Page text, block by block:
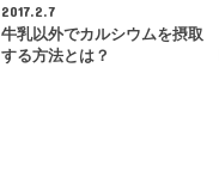
2017.2.7
牛乳以外でカルシウムを摂取
する方法とは？